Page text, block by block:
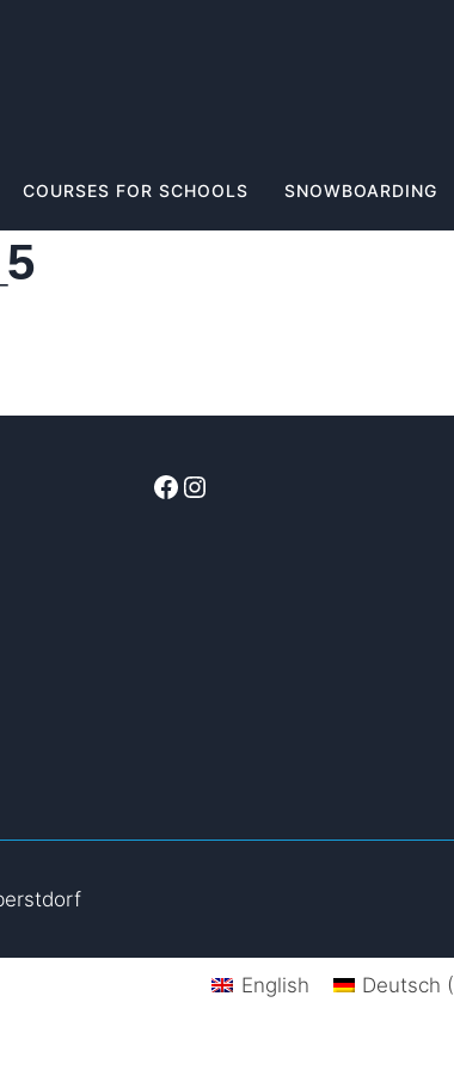
COURSES FOR SCHOOLS SNOWBOARDING
Facebook
Instagram
English Deutsch (